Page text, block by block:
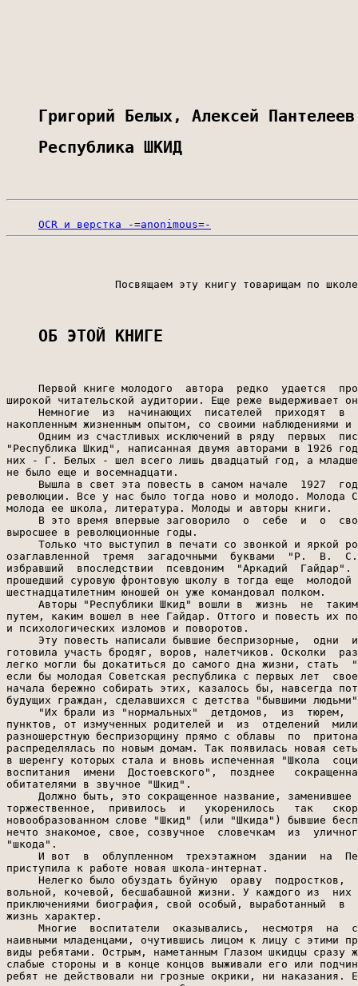
Григорий Белых, Алексей
Республика ШКИД
OCR и верстка -=anonimous=-
Посвящаем эту книгу товарищам по
ОБ ЭТОЙ КНИГЕ